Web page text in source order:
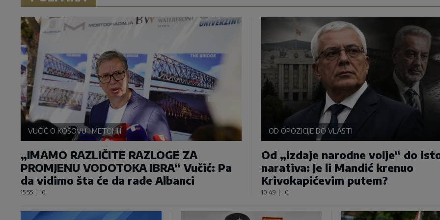
VUČIĆ O KOSOVU I METOHIJI
„IMAMO RAZLIČITE RAZLOGE ZA
PROMJENU VODOTOKA IBRA“ Vučić: Pa
da vidimo šta će da rade Albanci
15:55 | 0
OD OPOZICIJE DO VLASTI
Od „izdaje narodne volje“ do
narativa: Je li Mandić krenuo
Krivokapićevim putem?
10:49 | 0